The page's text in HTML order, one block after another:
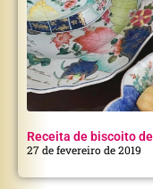
Receita de biscoito
27 de fevereiro de 2019